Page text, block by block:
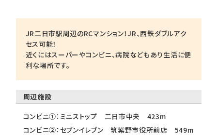
JR二日市駅周辺のRCマンション！JR、西鉄ダブルアク
セス可能！
近くにはスーパーやコンビニ、病院などもあり生活に便
利な場所です。
周辺施設
コンビニ①：ミニストップ 二日市中央 423m
コンビニ②：セブンイレブン 筑紫野市役所前店 549m